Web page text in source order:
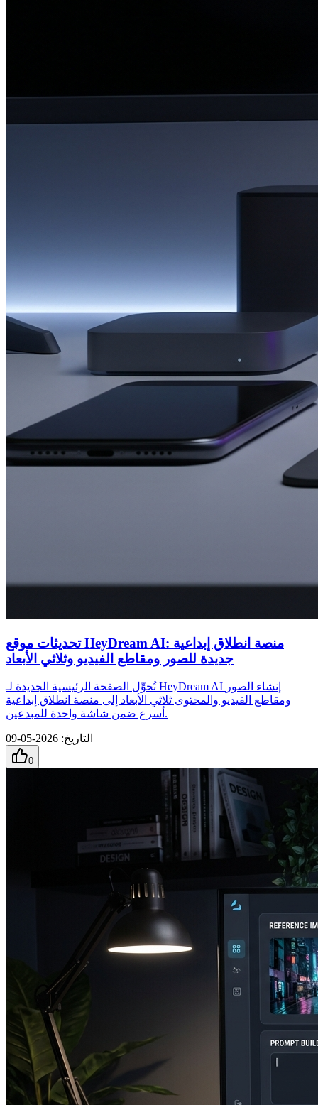
تحديثات موقع HeyDream AI: منصة انطلاق إبداعية
جديدة للصور ومقاطع الفيديو وثلاثي الأبعاد
تُحوِّل الصفحة الرئيسية الجديدة لـ HeyDream AI إنشاء الصور
ومقاطع الفيديو والمحتوى ثلاثي الأبعاد إلى منصة انطلاق إبداعية
أسرع ضمن شاشة واحدة للمبدعين.
التاريخ:
2026-05-09
0